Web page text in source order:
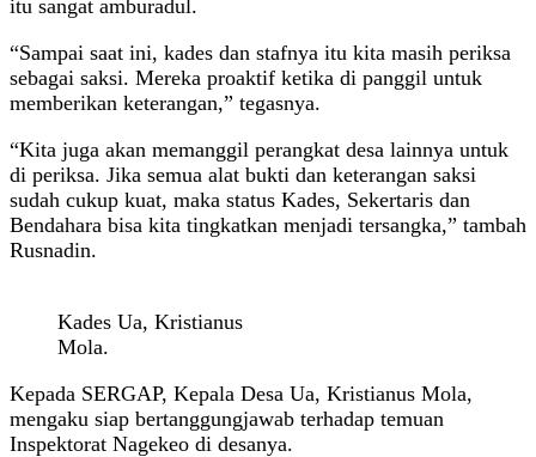
itu sangat amburadul.
“Sampai saat ini, kades dan stafnya itu kita masih periksa
sebagai saksi. Mereka proaktif ketika di panggil untuk
memberikan keterangan,” tegasnya.
“Kita juga akan memanggil perangkat desa lainnya untuk
di periksa. Jika semua alat bukti dan keterangan saksi
sudah cukup kuat, maka status Kades, Sekertaris dan
Bendahara bisa kita tingkatkan menjadi tersangka,” tambah
Rusnadin.
Kades Ua, Kristianus
Mola.
Kepada SERGAP, Kepala Desa Ua, Kristianus Mola,
mengaku siap bertanggungjawab terhadap temuan
Inspektorat Nagekeo di desanya.